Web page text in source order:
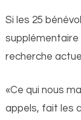
Si les 25
supplémentaire
recherche
«Ce qui nous
appels, fait les